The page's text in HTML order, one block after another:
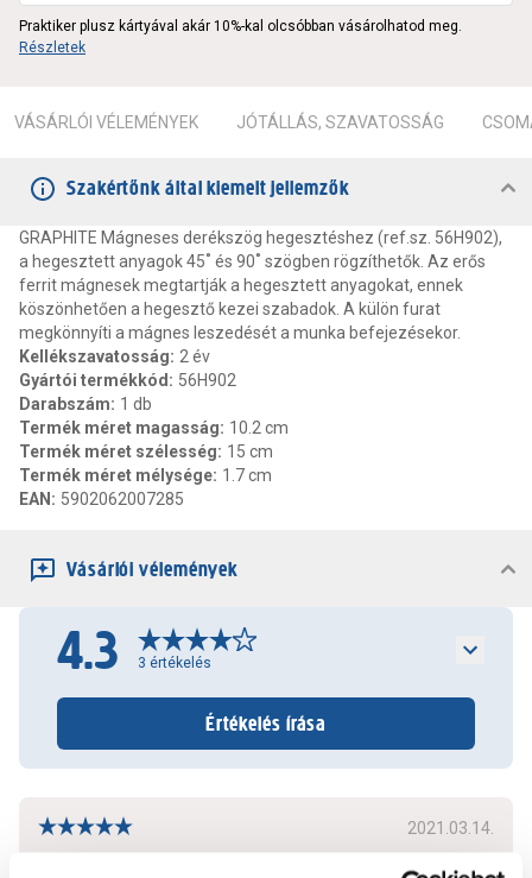
Praktiker plusz kártyával akár 10%-kal olcsóbban vásárolhatod meg.
Részletek
VÁSÁRLÓI VÉLEMÉNYEK JÓTÁLLÁS, SZAVATOSSÁG
Szakértőnk által kiemelt jellemzők
GRAPHITE Mágneses derékszög hegesztéshez (ref.sz. 56H902),
a hegesztett anyagok 45˚ és 90˚ szögben rögzíthetők. Az erős
ferrit mágnesek megtartják a hegesztett anyagokat, ennek
köszönhetően a hegesztő kezei szabadok. A külön furat
megkönnyíti a mágnes leszedését a munka befejezésekor.
Kellékszavatosság: 2 év
Gyártói termékkód : 56H902
Darabszám: 1 db
Termék méret magasság: 10.2 cm
Termék méret szélesség: 15 cm
Termék méret mélysége: 1.7 cm
EAN : 5902062007285
Vásárlói vélemények
4.3 3 értékelés
Értékelés írása
2021.03.14.